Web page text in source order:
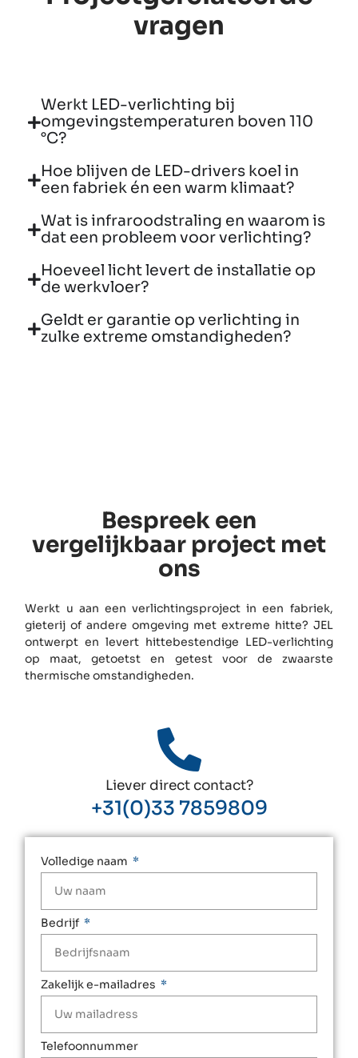
vragen
Werkt LED-verlichting bij
omgevingstemperaturen boven 110
°C?
Hoe blijven de LED-drivers koel in
een fabriek én een warm klimaat?
Wat is infraroodstraling en waarom is
dat een probleem voor verlichting?
Hoeveel licht levert de installatie op
de werkvloer?
Geldt er garantie op verlichting in
zulke extreme omstandigheden?
Bespreek een
vergelijkbaar project met
ons
Werkt u aan een verlichtingsproject in een fabriek,
gieterij of andere omgeving met extreme hitte? JEL
ontwerpt en levert hittebestendige LED-verlichting
op maat, getoetst en getest voor de zwaarste
thermische omstandigheden.
Liever direct contact?
+31(0)33 7859809
Volledige naam
Bedrijf
Zakelijk e-mailadres
Telefoonnummer